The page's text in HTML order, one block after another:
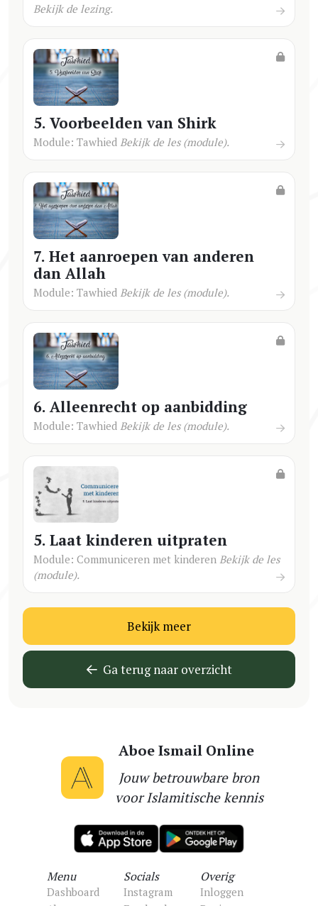
Bekijk de lezing.
5. Voorbeelden van Shirk
Module: Tawhied Bekijk de les (module).
7. Het aanroepen van anderen
dan Allah
Module: Tawhied Bekijk de les (module).
6. Alleenrecht op aanbidding
Module: Tawhied Bekijk de les (module).
5. Laat kinderen uitpraten
Module: Communiceren met kinderen Bekijk de les
(module).
Bekijk meer
Ga terug naar overzicht
Aboe Ismail Online
Jouw betrouwbare bron
voor Islamitische kennis
Menu
Dashboard
Socials
Instagram
Overig
Inloggen